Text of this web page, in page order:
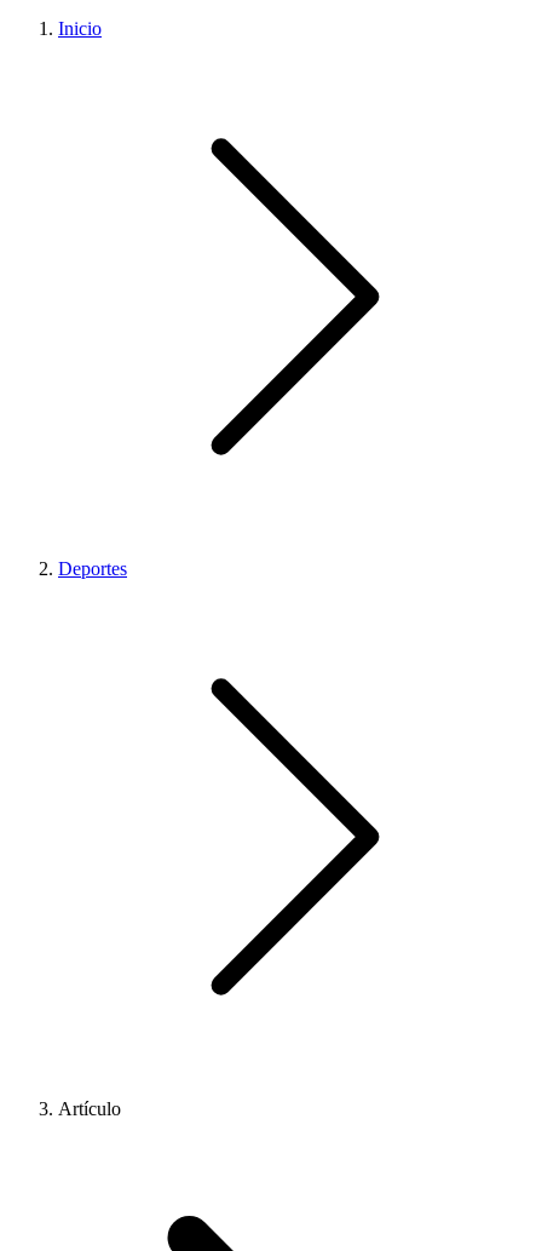
Inicio
Deportes
Artículo